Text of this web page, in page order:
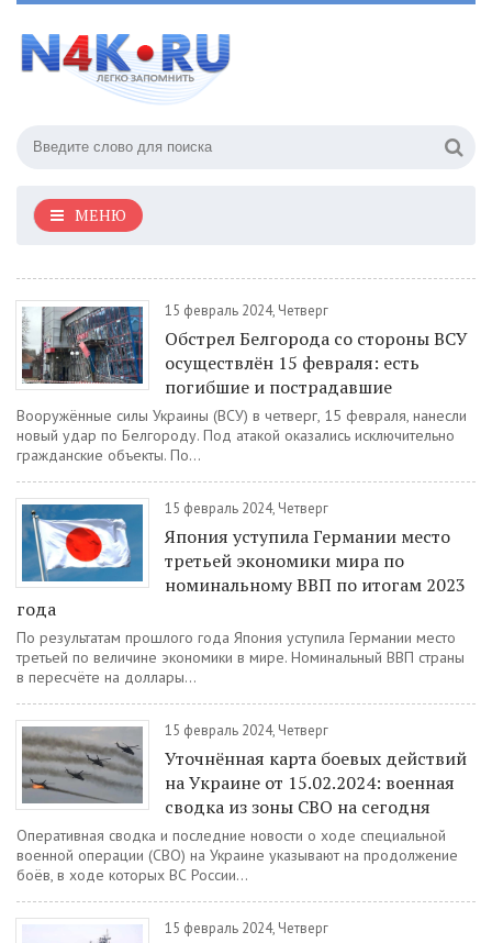
МЕНЮ
15 февраль 2024, Четверг
Обстрел Белгорода со стороны ВСУ
осуществлён 15 февраля: есть
погибшие и пострадавшие
Вооружённые силы Украины (ВСУ) в четверг, 15 февраля, нанесли
новый удар по Белгороду. Под атакой оказались исключительно
гражданские объекты. По...
15 февраль 2024, Четверг
Япония уступила Германии место
третьей экономики мира по
номинальному ВВП по итогам 2023
года
По результатам прошлого года Япония уступила Германии место
третьей по величине экономики в мире. Номинальный ВВП страны
в пересчёте на доллары...
15 февраль 2024, Четверг
Уточнённая карта боевых действий
на Украине от 15.02.2024: военная
сводка из зоны СВО на сегодня
Оперативная сводка и последние новости о ходе специальной
военной операции (СВО) на Украине указывают на продолжение
боёв, в ходе которых ВС России...
15 февраль 2024, Четверг